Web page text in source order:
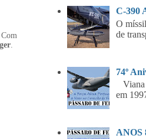
.
C-390
O
de
74º
Viana
em
ANOS